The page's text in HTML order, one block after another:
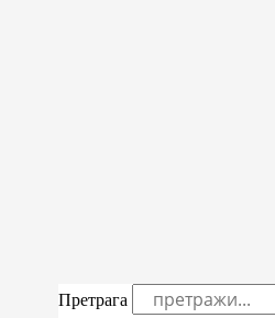
Претрага